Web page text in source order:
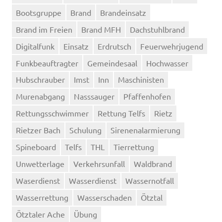
Bootsgruppe
Brand
Brandeinsatz
Brand im Freien
Brand MFH
Dachstuhlbrand
Digitalfunk
Einsatz Erdrutsch
Feuerwehrjugend
Funkbeauftragter
Gemeindesaal
Hochwasser
Hubschrauber
Imst Inn
Maschinisten
Murenabgang
Nasssauger
Pfaffenhofen
Rettungsschwimmer
Rettung Telfs
Rietz
Rietzer Bach
Schulung
Sirenenalarmierung
Spineboard
Telfs THL
Tierrettung
Unwetterlage
Verkehrsunfall
Waldbrand
Waserdienst
Wasserdienst
Wassernotfall
Wasserrettung
Wasserschaden
Ötztal
Ötztaler Ache
Übung